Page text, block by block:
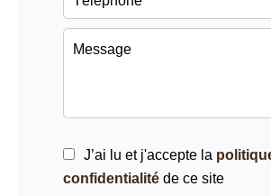
J’ai lu et j'accepte la
confidentialité de ce site